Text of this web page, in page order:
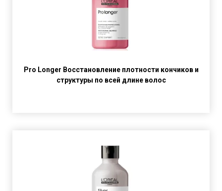
Pro Longer Восстановление плотности кончиков и
структуры по всей длине волос